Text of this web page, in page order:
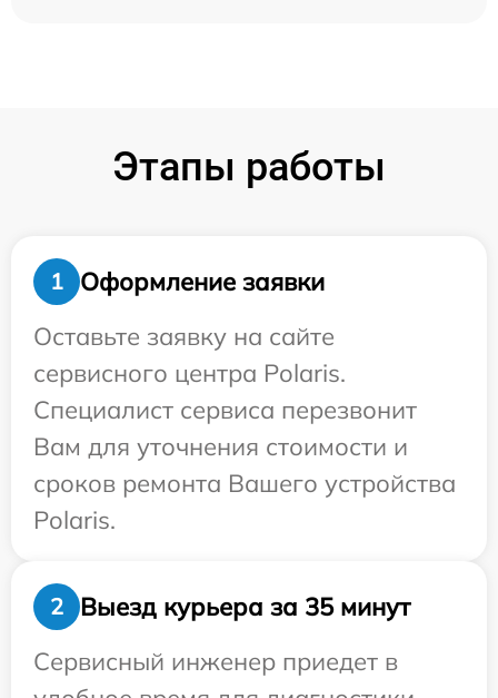
Этапы работы
1
Оформление заявки
Оставьте заявку на сайте
сервисного центра Polaris.
Специалист сервиса перезвонит
Вам для уточнения стоимости и
сроков ремонта Вашего устройства
Polaris.
2
Выезд курьера за 35 минут
Сервисный инженер приедет в